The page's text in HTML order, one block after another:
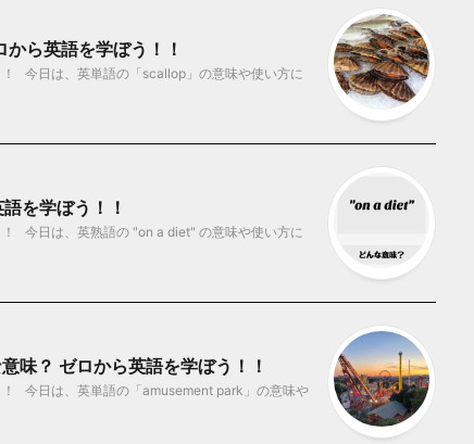
ら英語を学ぼう！！
日は、英単語の「scallop」の意味や使い方に
を学ぼう！！
日は、英熟語の "on a diet" の意味や使い方に
？ ゼロから英語を学ぼう！！
日は、英単語の「amusement park」の意味や